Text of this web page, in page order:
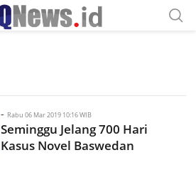
- Rabu 06 Mar 2019 10:16 WIB
Seminggu Jelang 700 Hari
Kasus Novel Baswedan